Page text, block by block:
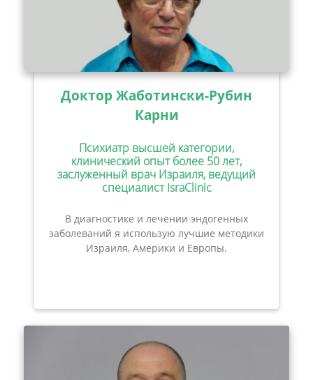
Доктор Жаботински-Рубин
Карни
Психиатр высшей категории,
клинический опыт более 50 лет,
заслуженный врач Израиля, ведущий
специалист IsraClinic
В диагностике и лечении эндогенных
заболеваний я использую лучшие методики
Израиля, Америки и Европы.